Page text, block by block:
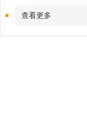
查看更多